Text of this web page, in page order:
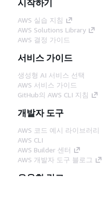
시작하기
AWS 실습 지침
AWS Solutions Library
AWS 결정 가이드
서비스 가이드
생성형 AI 서비스 선택
AWS 서비스 가이드
GitHub의 AWS CLI 지침
개발자 도구
AWS 코드 예시 라이브러리
AWS CLI
AWS Builder 센터
AWS 개발자 도구 블로그
유용한 링크